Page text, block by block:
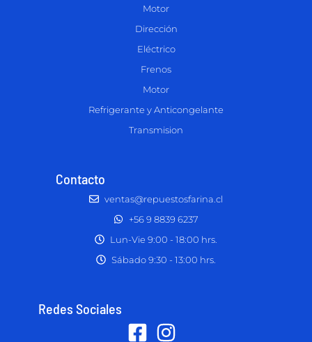
Motor
Dirección
Eléctrico
Frenos
Motor
Refrigerante y Anticongelante
Transmision
Contacto
ventas@repuestosfarina.cl
+56 9 8839 6237
Lun-Vie 9:00 - 18:00 hrs.
Sábado 9:30 - 13:00 hrs.
Redes Sociales